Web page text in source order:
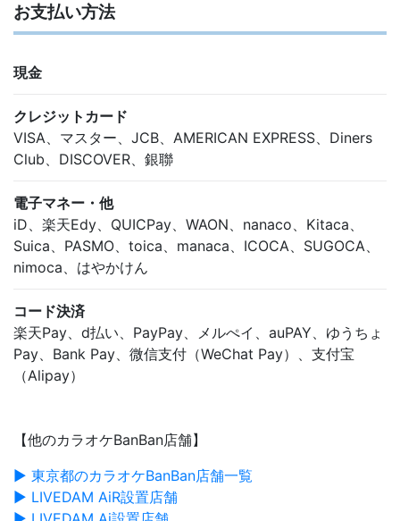
お支払い方法
現金
クレジットカード
VISA、マスター、JCB、AMERICAN EXPRESS、Diners
Club、DISCOVER、銀聯
電子マネー・他
iD、楽天Edy、QUICPay、WAON、nanaco、Kitaca、
Suica、PASMO、toica、manaca、ICOCA、SUGOCA、
nimoca、はやかけん
コード決済
楽天Pay、d払い、PayPay、メルぺイ、auPAY、ゆうちょ
Pay、Bank Pay、微信支付（WeChat Pay）、支付宝
（Alipay）
【他のカラオケBanBan店舗】
▶ 東京都のカラオケBanBan店舗一覧
▶ LIVEDAM AiR設置店舗